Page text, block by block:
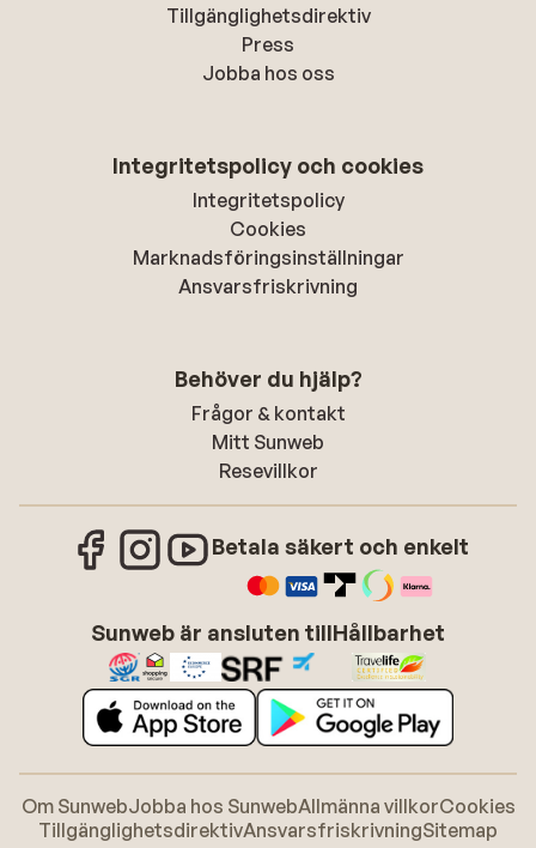
Tillgänglighetsdirektiv
Press
Jobba hos oss
Integritetspolicy och cookies
Integritetspolicy
Cookies
Marknadsföringsinställningar
Ansvarsfriskrivning
Behöver du hjälp?
Frågor & kontakt
Mitt Sunweb
Resevillkor
Betala säkert och enkelt
Sunweb är ansluten tillHållbarhet
Om SunwebJobba hos SunwebAllmänna villkorCookies
TillgänglighetsdirektivAnsvarsfriskrivningSitemap